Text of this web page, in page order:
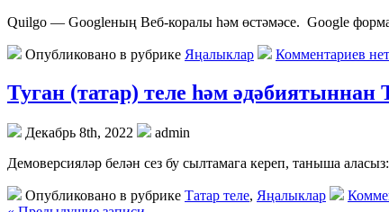
Quilgo — Googleның Веб-коралы һәм өстәмәсе. Google
Опубликовано в рубрике Яңалыклар Комментариев
Туган (татар) теле һәм әдәбиятыннан
Декабрь 8th, 2022
admin
Демоверсияләр белән сез бу сылтамага кереп, таныша
Опубликовано в рубрике Татар теле, Яңалыклар